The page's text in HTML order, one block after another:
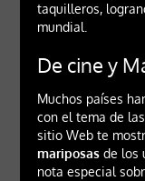
taquilleros,
mundial.
De cine y
Muchos países
con el tema de
sitio Web te
mariposasde los
nota especial